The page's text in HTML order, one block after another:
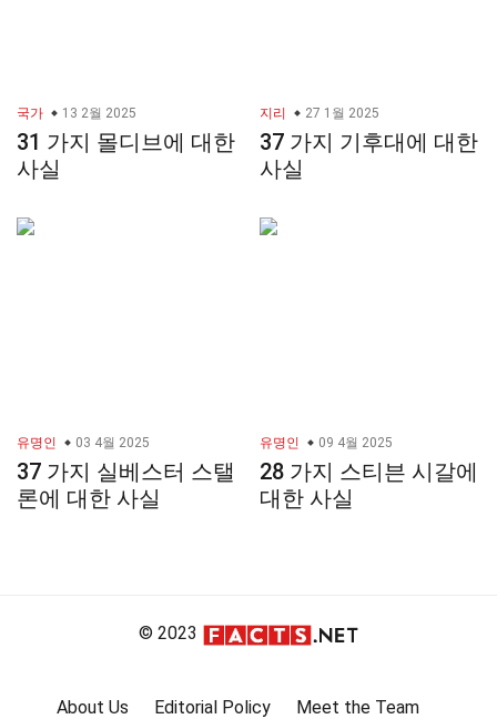
국가 13 2월 2025
31 가지 몰디브에 대한
사실
지리 27 1월 2025
37 가지 기후대에 대한
사실
유명인 03 4월 2025
37 가지 실베스터 스탤
론에 대한 사실
유명인 09 4월 2025
28 가지 스티븐 시갈에
대한 사실
© 2023
About Us Editorial Policy
Meet the Team